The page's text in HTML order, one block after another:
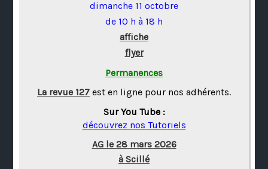
dimanche 11 octobre
de 10 h à 18 h
affiche
flyer
Permanences
La revue 127 est en ligne pour nos adhérents.
Sur You Tube :
découvrez nos Tutoriels
AG le 28 mars 2026
à Scillé